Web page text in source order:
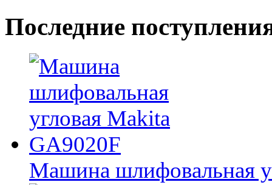
Последние
Машина шлифовальная